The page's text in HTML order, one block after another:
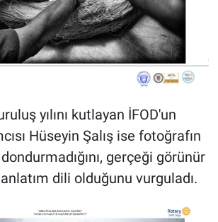
yılını kutlayan İFOD'un
Hüseyin Şalış ise fotoğrafın
gerçeği görünür
dili olduğunu vurguladı.